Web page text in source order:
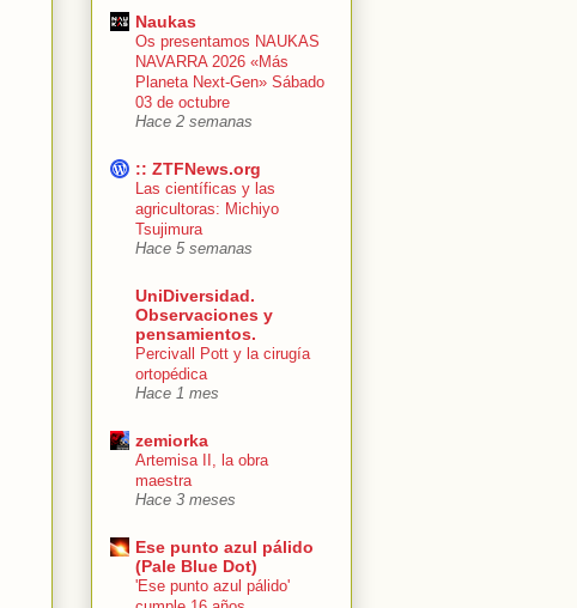
Naukas
Os presentamos NAUKAS
NAVARRA 2026 «Más
Planeta Next-Gen» Sábado
03 de octubre
Hace 2 semanas
:: ZTFNews.org
Las científicas y las
agricultoras: Michiyo
Tsujimura
Hace 5 semanas
UniDiversidad.
Observaciones y
pensamientos.
Percivall Pott y la cirugía
ortopédica
Hace 1 mes
zemiorka
Artemisa II, la obra
maestra
Hace 3 meses
Ese punto azul pálido
(Pale Blue Dot)
'Ese punto azul pálido'